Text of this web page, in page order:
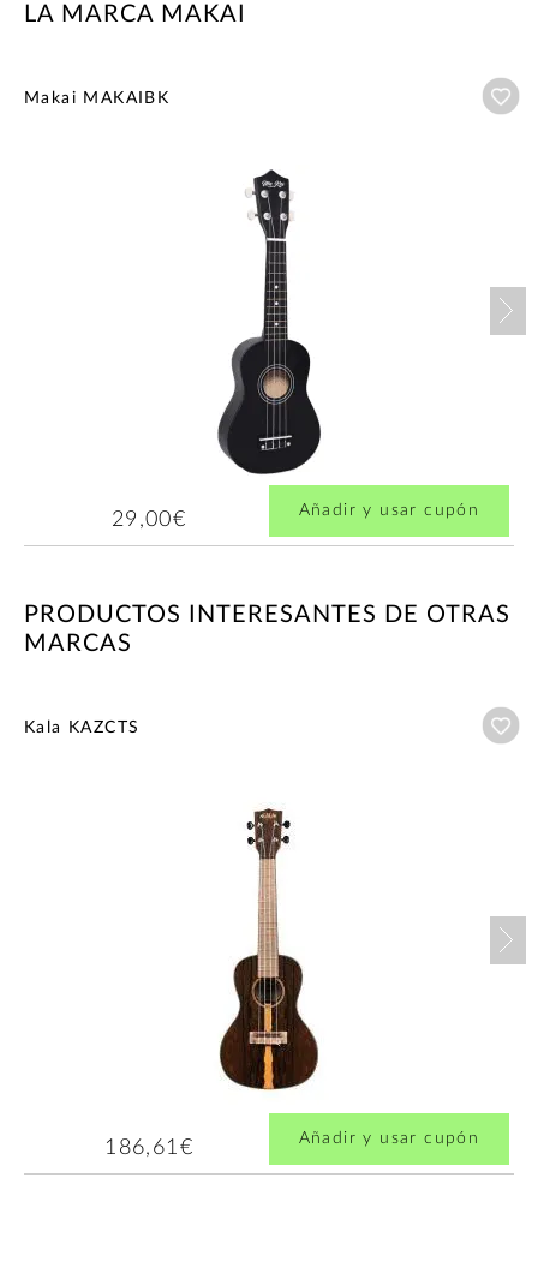
LA MARCA MAKAI
Makai MAKAIBK
29,00€ Añadir y usar cupón
PRODUCTOS INTERESANTES DE OTRAS
MARCAS
Kala KAZCTS
186,61€ Añadir y usar cupón